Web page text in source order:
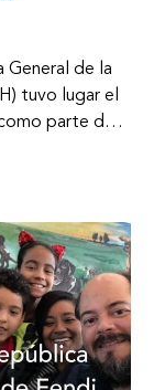
General de la
tuvo lugar el
parte del
abarcó
FMH. Al
organizaciones
y otras partes